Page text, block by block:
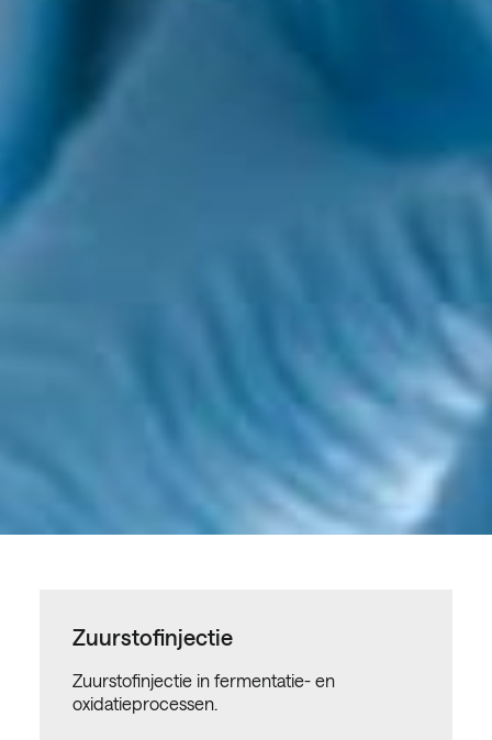
Zuurstofinjectie
Zuurstofinjectie in fermentatie- en
oxidatieprocessen.